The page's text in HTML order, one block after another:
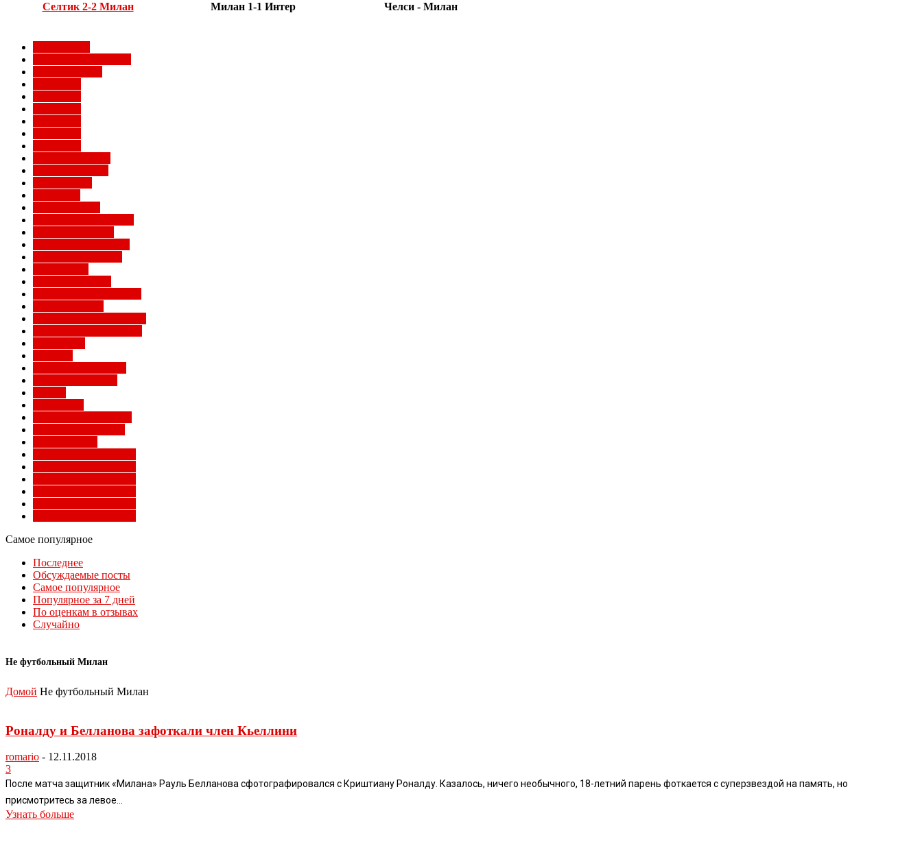
Селтик 2-2 Милан Милан 1-1 Интер Челси - Милан
Самое популярное
Последнее
Обсуждаемые посты
Самое популярное
Популярное за 7 дней
По оценкам в отзывах
Случайно
Не футбольный Милан
Домой Не футбольный Милан
Роналду и Белланова зафоткали член Кьеллини
romario - 12.11.2018
3
После матча защитник «Милана» Рауль Белланова сфотографировался с Криштиану Роналду. Казалось, ничего необычного, 18-летний парень фоткается с суперзвездой на память, но
присмотритесь за левое...
Узнать больше